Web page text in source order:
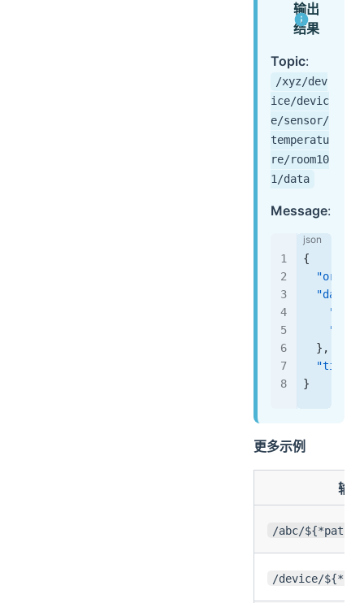
输出
结果
Topic:
/xyz/dev
ice/devic
e/sensor/
temperatu
re/room10
1/data
Message:
{
  "data"
  },
}
更多示例
输
/abc/${*path}
/device/